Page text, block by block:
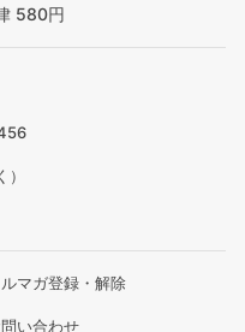
580円
ルマガ登録・解除
い合わせ